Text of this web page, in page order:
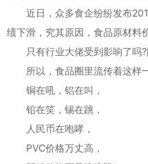
近日，众多食企纷纷发布
绩下滑，究其原因，食品原材料
只有行业大佬受到影响了吗?
所以，食品圈里流传着这样一
铜在吼，铝在叫，
铅在笑，锡在跳，
人民币在咆哮，
PVC价格万丈高，